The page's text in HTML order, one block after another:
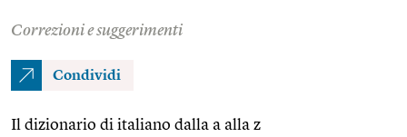
Correzioni e suggerimenti
Condividi
Il dizionario di italiano dalla a alla z